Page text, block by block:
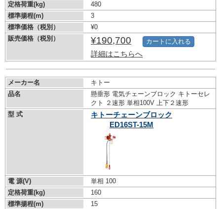
定格荷重(kg)
480
標準揚程(m)
3
標準価格（税別）
¥0
販売価格（税別）
¥190,700
詳細はこちらへ
カートに入れる
メーカー名
キトー
品名
懸垂形 電気チェーンブロック キトーセレ
クト ２速形 単相100V 上下２速形
型 式
キトーチェーンブロック
ED16ST-15M
電 源(V)
単相 100
定格荷重(kg)
160
標準揚程(m)
15